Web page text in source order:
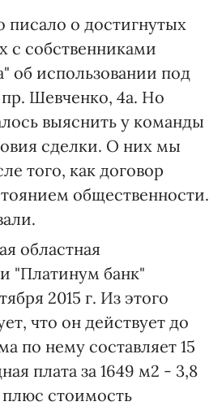
писало о достигнутых
с собственниками
об использовании под
Шевченко, 4а. Но
выяснить у команды
сделки. О них мы
того, как договор
общественности.
областная
"Платинум банк"
2015 г. Из этого
что он действует до
по нему составляет 15
плата за 1649 м2 - 3,8
стоимость